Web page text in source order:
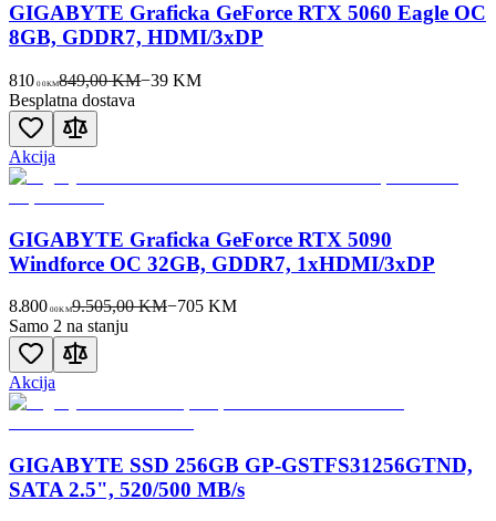
GIGABYTE Graficka GeForce RTX 5060 Eagle OC
8GB, GDDR7, HDMI/3xDP
810 00KM849,00 KM−39 KM
Besplatna dostava
Akcija
GIGABYTE Graficka GeForce RTX 5090
Windforce OC 32GB, GDDR7, 1xHDMI/3xDP
8.800 00KM9.505,00 KM−705KM
Samo 2 na stanju
Akcija
GIGABYTE SSD 256GB GP-GSTFS31256GTND,
SATA 2.5", 520/500 MB/s